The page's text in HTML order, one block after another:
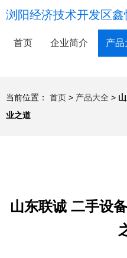
浏阳经济技术开发区
首页 企业简介 产品
当前位置： 首页 > 产品大全 >
业之道
山东联诚 二手设